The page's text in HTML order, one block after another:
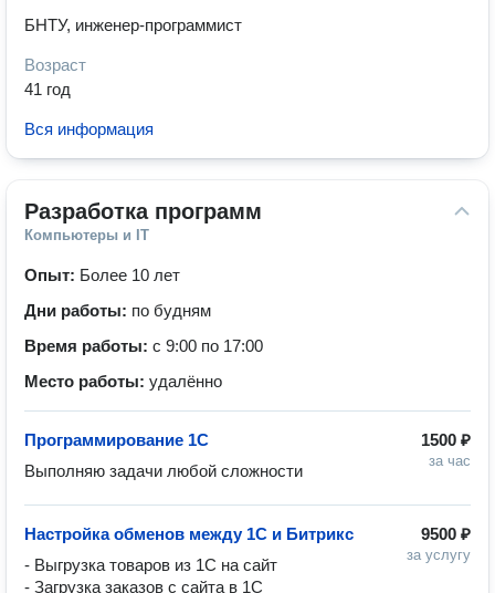
БНТУ, инженер-программист
Возраст
41 год
Вся информация
Разработка программ
Компьютеры и IT
Опыт: Более 10 лет
Дни работы: по будням
Время работы: с 9:00 по 17:00
Место работы: удалённо
1500 ₽
за час
Программирование 1С
Выполняю задачи любой сложности
9500 ₽
за услугу
Настройка обменов между 1С и Битрикс
- Выгрузка товаров из 1С на сайт
- Загрузка заказов с сайта в 1С